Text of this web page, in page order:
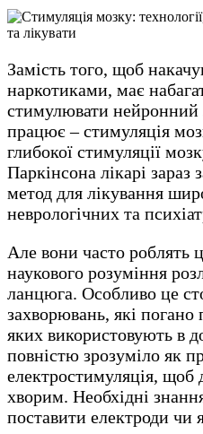
Замість того, щоб
наркотиками, має
стимулювати
працює – стимуляція
глибокої стимуляції
Паркінсона лікарі
метод для лікування
неврологічних та
Але вони часто роблять
наукового розуміння
ланцюга. Особливо це
захворювань, які погано
яких використовують в
повністю зрозуміло як
електростимуляція, щоб
хворим. Необхідні
поставити електроди чи